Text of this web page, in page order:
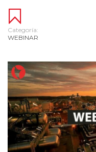
Categoría:
WEBINAR